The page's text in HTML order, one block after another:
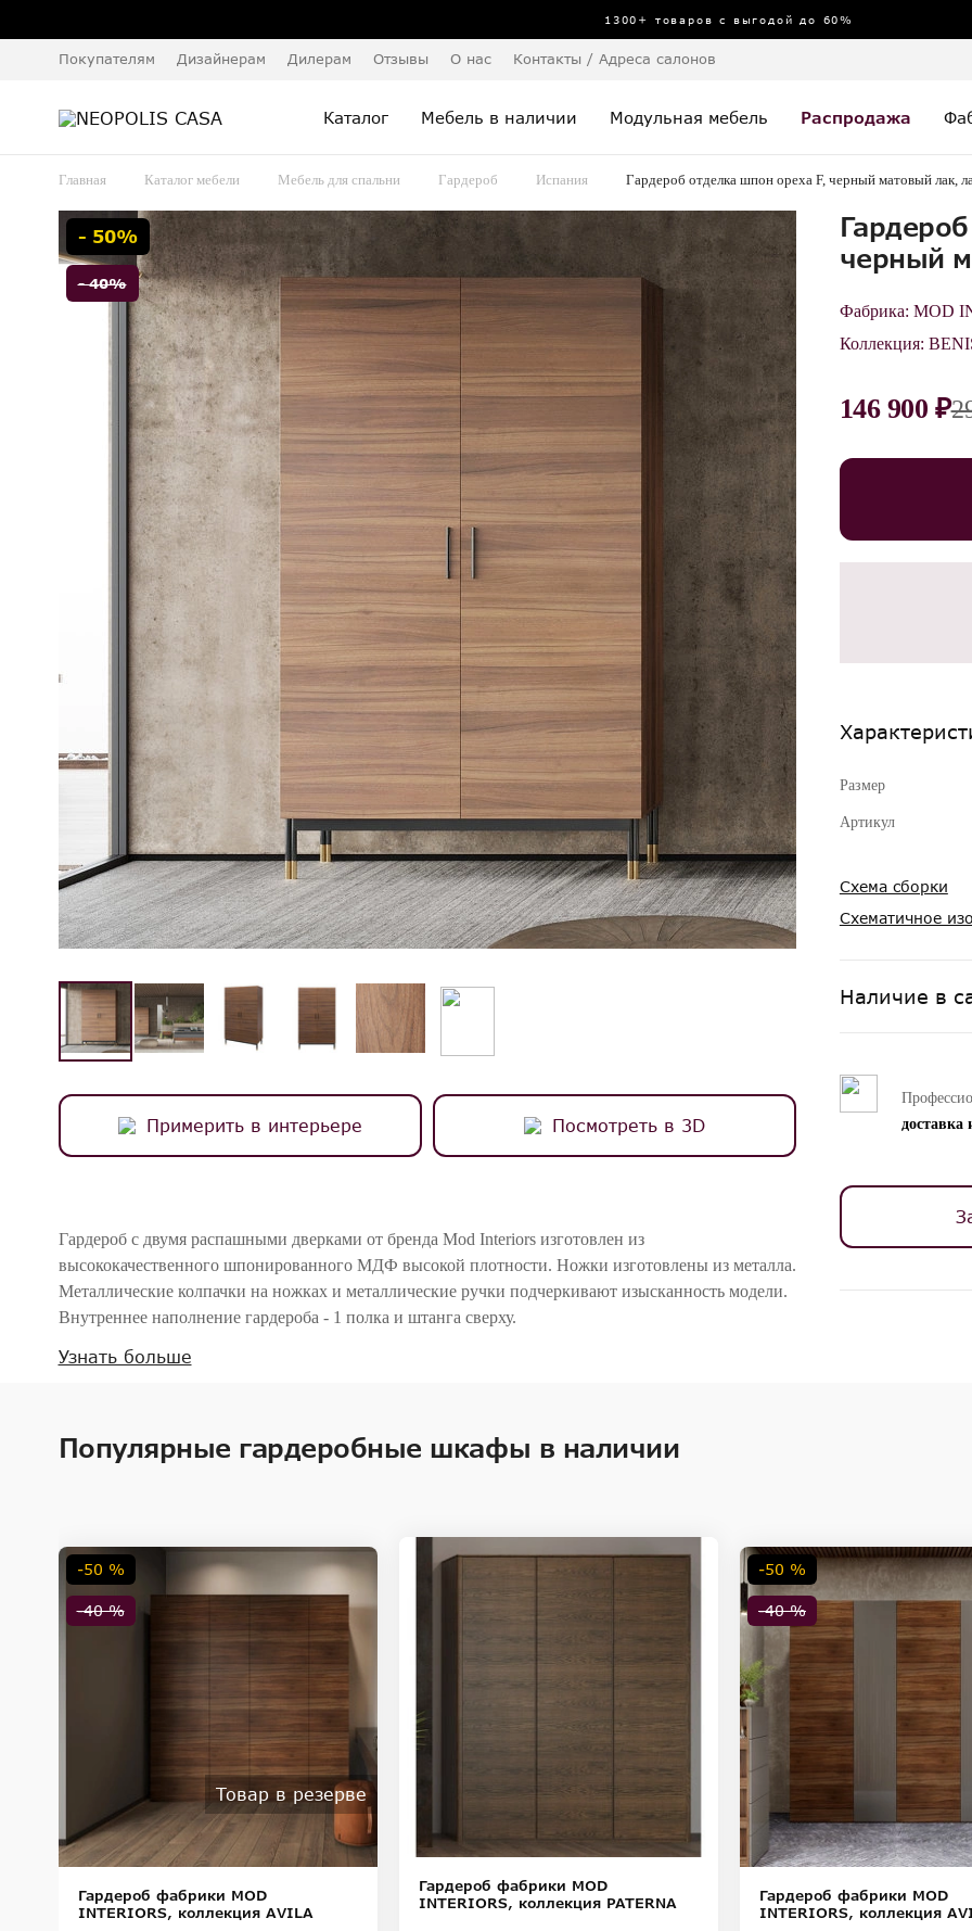
1300+ товаров с выгодой до 60%
Покупателям Дизайнерам Дилерам Отзывы О нас Контакты / Адреса салонов
Каталог Мебель в наличии Модульная мебель Распродажа
Главная Каталог мебели Мебель для спальни Гардероб Испания Гардероб отделка шпон ореха F, черный матовый лак,
- 50%
- 40%
Примерить в интерьере Посмотреть в 3D
Гардероб с двумя распашными дверками от бренда Mod Interiors изготовлен из
высококачественного шпонированного МДФ высокой плотности. Ножки изготовлены из металла.
Металлические колпачки на ножках и металлические ручки подчеркивают изысканность модели.
Внутреннее наполнение гардероба - 1 полка и штанга сверху.
Внимание! Цвета предметов на изображениях могут отличаться из-за особенностей цветопередачи различных мониторов.
Узнать больше
черный
Фабрика: MOD
Коллекция:
146 900 ₽
Размер
Артикул
Схема сборки
Схематичное
Наличие в
доставка
Популярные гардеробные шкафы в наличии
-40 %
-50 %
Товар в резерве
Гардероб фабрики MOD
INTERIORS, коллекция AVILA
Гардероб фабрики MOD
INTERIORS, коллекция PATERNA
-40 %
-50 %
Гардероб фабрики MOD
INTERIORS, коллекция